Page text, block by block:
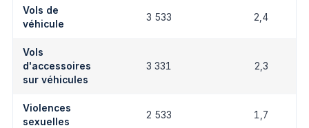
Vols de
véhicule
3 533 2,4
Vols
d'accessoires
sur véhicules
3 331 2,3
Violences
sexuelles
2 533 1,7